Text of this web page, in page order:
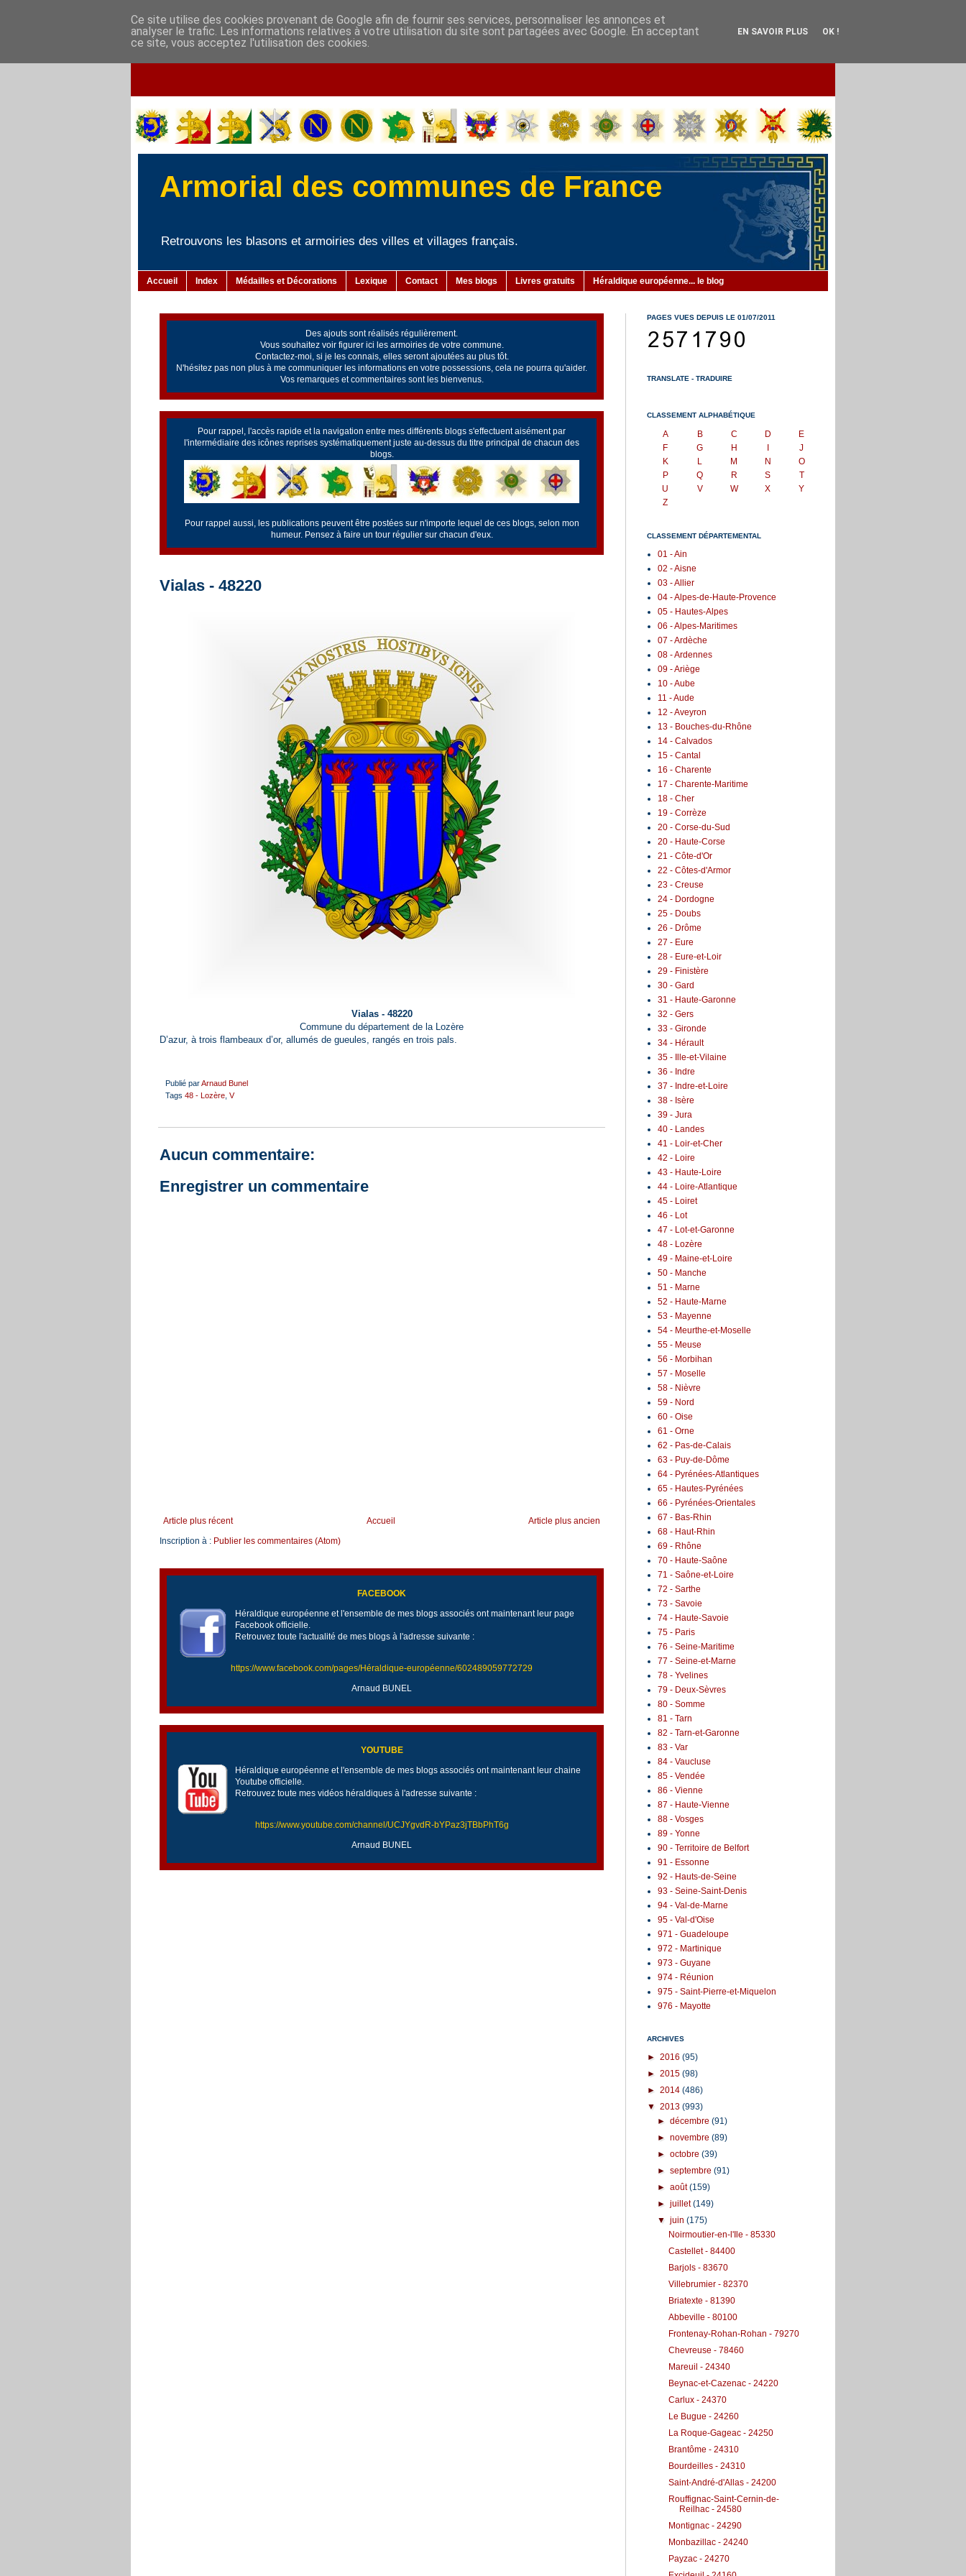
Armorial des communes de France
Retrouvons les blasons et armoiries des villes et villages français.
Accueil Index Médailles et Décorations Lexique Contact Mes blogs Livres gratuits Héraldique européenne... le blog
Des ajouts sont réalisés régulièrement.
Vous souhaitez voir figurer ici les armoiries de votre commune.
Contactez-moi, si je les connais, elles seront ajoutées au plus tôt.
N'hésitez pas non plus à me communiquer les informations en votre possessions, cela ne pourra qu'aider.
Vos remarques et commentaires sont les bienvenus.
Pour rappel, l'accès rapide et la navigation entre mes différents blogs s'effectuent aisément par
l'intermédiaire des icônes reprises systématiquement juste au-dessus du titre principal de chacun des
blogs.
Pour rappel aussi, les publications peuvent être postées sur n'importe lequel de ces blogs, selon mon
humeur. Pensez à faire un tour régulier sur chacun d'eux.
Vialas - 48220
Vialas - 48220
Commune du département de la Lozère
D’azur, à trois flambeaux d’or, allumés de gueules, rangés en trois pals.
Publié parArnaud Bunel
Tags 48 - Lozère V
Aucun commentaire:
Enregistrer un commentaire
Article plus récent Article plus ancien
Accueil
Inscription à : Publier les commentaires (Atom)
FACEBOOK
Héraldique européenne et l'ensemble de mes blogs associés ont maintenant leur page
Facebook officielle.
Retrouvez toute l'actualité de mes blogs à l'adresse suivante :
https://www.facebook.com/pages/Héraldique-européenne/602489059772729
Arnaud BUNEL
YOUTUBE
Héraldique européenne et l'ensemble de mes blogs associés ont maintenant leur chaine
Youtube officielle.
Retrouvez toute mes vidéos héraldiques à l'adresse suivante :
https://www.youtube.com/channel/UCJYgvdR-bYPaz3jTBbPhT6g
Arnaud BUNEL
PAGES VUES DEPUIS LE 01/07/2011
TRANSLATE - TRADUIRE
CLASSEMENT ALPHABÉTIQUE
A B C D
E
F
G H
J
K
L M N
O
P
Q R S
T
U
V W X
Y
Z
CLASSEMENT DÉPARTEMENTAL
01 - Ain
02 - Aisne
03 - Allier
04 - Alpes-de-Haute-Provence
05 - Hautes-Alpes
06 - Alpes-Maritimes
07 - Ardèche
08 - Ardennes
09 - Ariège
10 - Aube
11 - Aude
12 - Aveyron
13 - Bouches-du-Rhône
14 - Calvados
15 - Cantal
16 - Charente
17 - Charente-Maritime
18 - Cher
19 - Corrèze
20 - Corse-du-Sud
20 - Haute-Corse
21 - Côte-d'Or
22 - Côtes-d'Armor
23 - Creuse
24 - Dordogne
25 - Doubs
26 - Drôme
27 - Eure
28 - Eure-et-Loir
29 - Finistère
30 - Gard
31 - Haute-Garonne
32 - Gers
33 - Gironde
34 - Hérault
35 - Ille-et-Vilaine
36 - Indre
37 - Indre-et-Loire
38 - Isère
39 - Jura
40 - Landes
41 - Loir-et-Cher
42 - Loire
43 - Haute-Loire
44 - Loire-Atlantique
45 - Loiret
46 - Lot
47 - Lot-et-Garonne
48 - Lozère
49 - Maine-et-Loire
50 - Manche
51 - Marne
52 - Haute-Marne
53 - Mayenne
54 - Meurthe-et-Moselle
55 - Meuse
56 - Morbihan
57 - Moselle
58 - Nièvre
59 - Nord
60 - Oise
61 - Orne
62 - Pas-de-Calais
63 - Puy-de-Dôme
64 - Pyrénées-Atlantiques
65 - Hautes-Pyrénées
66 - Pyrénées-Orientales
67 - Bas-Rhin
68 - Haut-Rhin
69 - Rhône
70 - Haute-Saône
71 - Saône-et-Loire
72 - Sarthe
73 - Savoie
74 - Haute-Savoie
75 - Paris
76 - Seine-Maritime
77 - Seine-et-Marne
78 - Yvelines
79 - Deux-Sèvres
80 - Somme
81 - Tarn
82 - Tarn-et-Garonne
83 - Var
84 - Vaucluse
85 - Vendée
86 - Vienne
87 - Haute-Vienne
88 - Vosges
89 - Yonne
90 - Territoire de Belfort
91 - Essonne
92 - Hauts-de-Seine
93 - Seine-Saint-Denis
94 - Val-de-Marne
95 - Val-d'Oise
971 - Guadeloupe
972 - Martinique
973 - Guyane
974 - Réunion
975 - Saint-Pierre-et-Miquelon
976 - Mayotte
ARCHIVES
► 2016 (95)
► 2015 (98)
► 2014 (486)
▼ 2013 (993)
►décembre(91)
►novembre(89)
►octobre(39)
►septembre(91)
►août(159)
►juillet(149)
▼juin(175)
Noirmoutier-en-l'Ile - 85330
Castellet - 84400
Barjols - 83670
Villebrumier - 82370
Briatexte - 81390
Abbeville - 80100
Frontenay-Rohan-Rohan - 79270
Chevreuse - 78460
Mareuil - 24340
Beynac-et-Cazenac - 24220
Carlux - 24370
Le Bugue - 24260
La Roque-Gageac - 24250
Brantôme - 24310
Bourdeilles - 24310
Saint-André-d'Allas - 24200
Rouffignac-Saint-Cernin-de-
Reilhac - 24580
Montignac - 24290
Monbazillac - 24240
Payzac - 24270
Ce site utilise des cookies provenant de Google afin de fournir ses services, personnaliser les annonces et
analyser le trafic. Les informations relatives à votre utilisation du site sont partagées avec Google. En acceptant
ce site, vous acceptez l'utilisation des cookies.
EN SAVOIR PLUS OK !